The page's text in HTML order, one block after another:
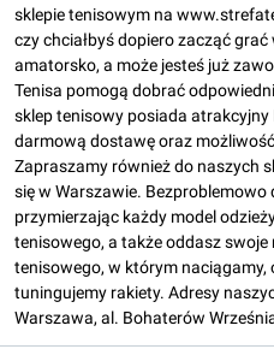
sklepie tenisowym na
czy chciałbyś dopiero zacząć
amatorsko, a może jesteś już
Tenisa pomogą dobrać
sklep tenisowy posiada
darmową dostawę oraz
Zapraszamy również do naszych
się w Warszawie.
przymierzając każdy model
tenisowego, a także oddasz
tenisowego, w którym naciągamy,
tuningujemy rakiety. Adresy
Warszawa, al. Bohaterów